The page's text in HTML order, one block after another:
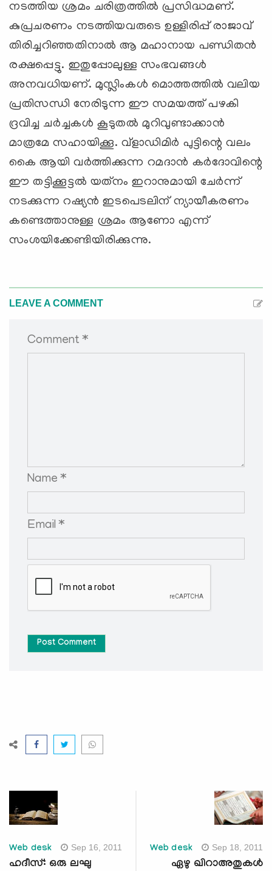
നടത്തിയ ശ്രമം ചരിത്രത്തില്‍ പ്രസിദ്ധമണ്.
കുപ്രചരണം നടത്തിയവരുടെ ഉള്ളിരിപ്പ് രാജാവ്
തിരിച്ചറിഞ്ഞതിനാല്‍ ആ മഹാനായ പണ്ഡിതന്‍
രക്ഷപ്പെട്ടു. ഇതുപ്പോലുള്ള സംഭവങ്ങള്‍
അനവധിയണ്. മുസ്ലിംകള്‍ മൊത്തത്തില്‍ വലിയ
പ്രതിസന്ധി നേരിടുന്ന ഈ സമയത്ത് പഴകി
ദ്രവിച്ച ചര്‍ച്ചകള്‍ കൂടുതല്‍ മുറിവുണ്ടാക്കാന്‍
മാത്രമേ സഹായിക്കൂ. വ്‌ളാഡിമിര്‍ പുട്ടിന്റെ വലം
കൈ ആയി വര്‍ത്തിക്കുന്ന റമദാന്‍ കര്‍ദോവിന്റെ
ഈ തട്ടിക്കൂട്ടല്‍ യത്‌നം ഇറാനുമായി ചേര്‍ന്ന്
നടക്കുന്ന റഷ്യന്‍ ഇടപെടലിന് ന്യായീകരണം
കണ്ടെത്താനുള്ള ശ്രമം ആണോ എന്ന്
സംശയിക്കേണ്ടിയിരിക്കുന്നു.
LEAVE A COMMENT
Comment *
Name *
Email *
Post Comment
Web desk Sep 16, 2011
ഹദീസ്: ഒരു ലഘു
Web desk Sep 18, 2011
ഏഴു ഖിറാഅതുകള്‍